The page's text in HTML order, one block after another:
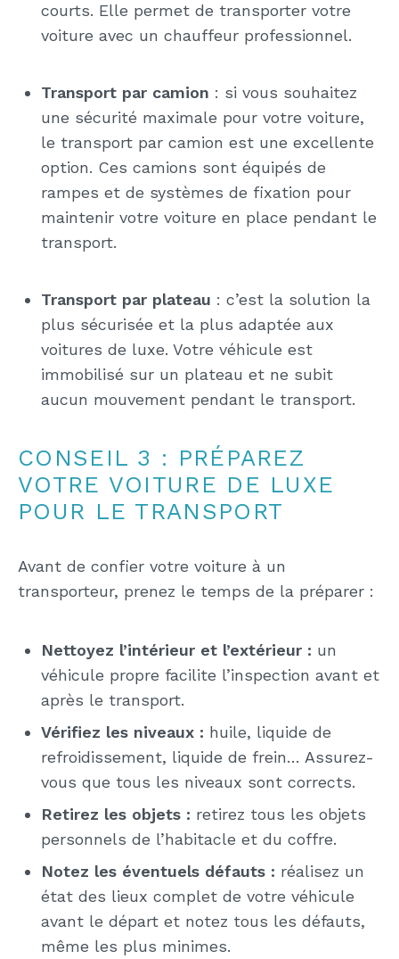
courts. Elle permet de transporter votre
voiture avec un chauffeur professionnel.
Transport par camion : si vous souhaitez
une sécurité maximale pour votre voiture,
le transport par camion est une excellente
option. Ces camions sont équipés de
rampes et de systèmes de fixation pour
maintenir votre voiture en place pendant le
transport.
Transport par plateau : c’est la solution la
plus sécurisée et la plus adaptée aux
voitures de luxe. Votre véhicule est
immobilisé sur un plateau et ne subit
aucun mouvement pendant le transport.
CONSEIL 3 : PRÉPAREZ
VOTRE VOITURE DE LUXE
POUR LE TRANSPORT
Avant de confier votre voiture à un
transporteur, prenez le temps de la préparer :
Nettoyez l’intérieur et l’extérieur : un
véhicule propre facilite l’inspection avant et
après le transport.
Vérifiez les niveaux : huile, liquide de
refroidissement, liquide de frein… Assurez-
vous que tous les niveaux sont corrects.
Retirez les objets : retirez tous les objets
personnels de l’habitacle et du coffre.
Notez les éventuels défauts : réalisez un
état des lieux complet de votre véhicule
avant le départ et notez tous les défauts,
même les plus minimes.